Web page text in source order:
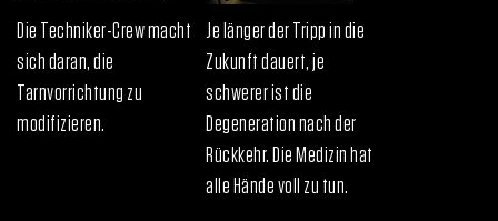
Die Techniker-Crew macht
sich daran, die
Tarnvorrichtung zu
modifizieren.
Je länger der Tripp in die
Zukunft dauert, je
schwerer ist die
Degeneration nach der
Rückkehr. Die Medizin hat
alle Hände voll zu tun.